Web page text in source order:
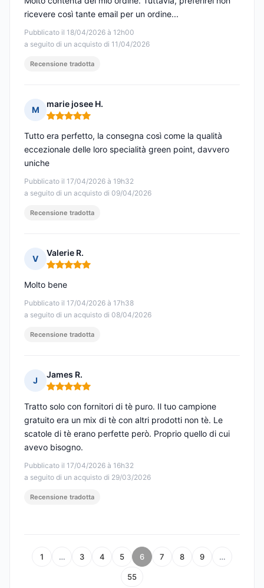
Pubblicato il 18/04/2026 à 12h00
a seguito di un acquisto di 11/04/2026
ricevere così tante email per un ordine...
Recensione tradotta
M
marie josee H.
Nota: 5 su 5
Pubblicato il 17/04/2026 à 19h32
a seguito di un acquisto di 09/04/2026
Tutto era perfetto, la consegna così come la qualità
eccezionale delle loro specialità green point, davvero
uniche
Recensione tradotta
V
Valerie R.
Nota: 5 su 5
Pubblicato il 17/04/2026 à 17h38
a seguito di un acquisto di 08/04/2026
Molto bene
Recensione tradotta
J
James R.
Nota: 5 su 5
Pubblicato il 17/04/2026 à 16h32
a seguito di un acquisto di 29/03/2026
Tratto solo con fornitori di tè puro. Il tuo campione
gratuito era un mix di tè con altri prodotti non tè. Le
scatole di tè erano perfette però. Proprio quello di cui
avevo bisogno.
Recensione tradotta
1 … 3 4 5 6 7 8 9 …
55